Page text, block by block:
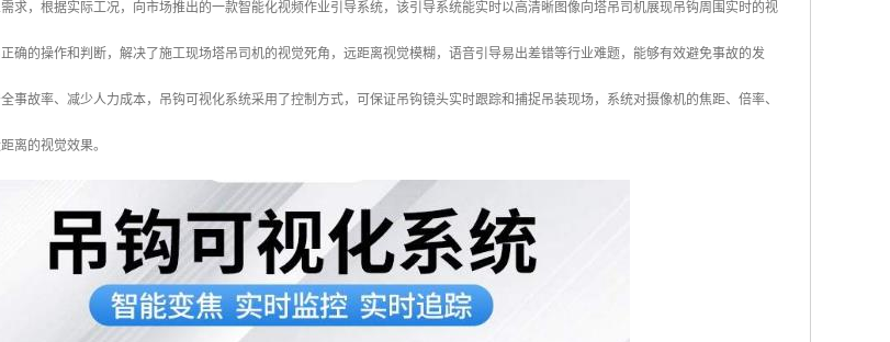
求，根据实际工况，向市场推出的一款智能化视频作业引导系统，该引导系统能实时以高清晰图像向塔吊司机展现吊钩周围实时的视
确的操作和判断，解决了施工现场塔吊司机的视觉死角，远距离视觉模糊，语音引导易出差错等行业难题，能够有效避免事故的发
事故率、减少人力成本，吊钩可视化系统采用了控制方式，可保证吊钩镜头实时跟踪和捕捉吊装现场，系统对摄像机的焦距、倍率、
离的视觉效果。